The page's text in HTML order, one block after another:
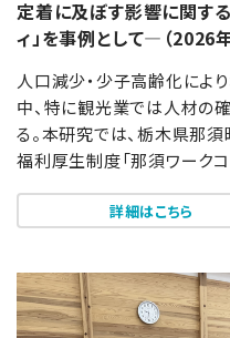
定着に及ぼす影響に関す
ィ」を事例として―（2026
人口減少・少子高齢化によ
中、特に観光業では人材の
る。本研究では、栃木県那
福利厚生制度「那須ワークコ
詳細はこちら